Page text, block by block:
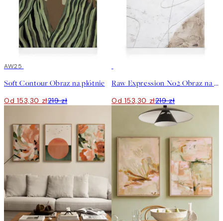
30%*
AW25
Soft Contour Obraz na płótnie
Od 153,30 zł219 zł
Raw Expression No2 Obraz na płótnie
Od 153,30 zł219 zł